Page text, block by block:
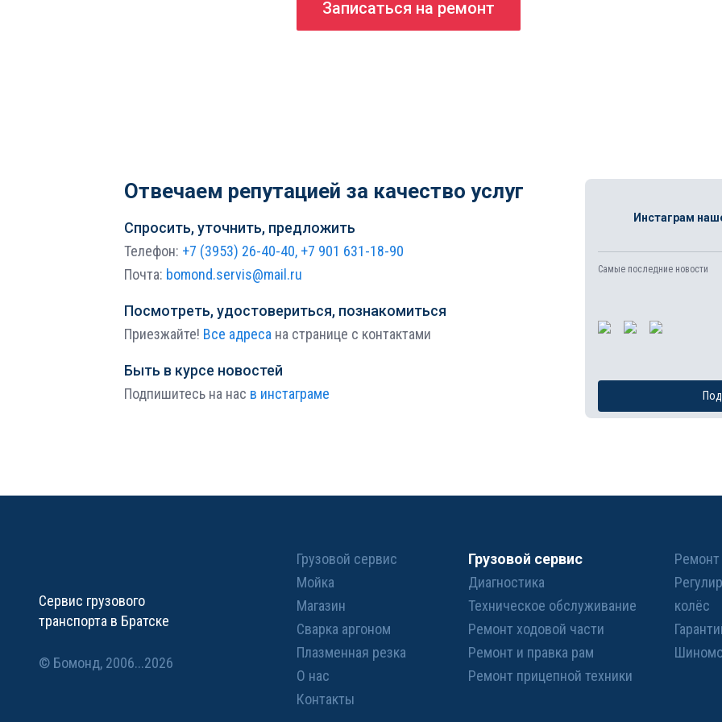
Записаться на ремонт
Отвечаем репутацией за качество услуг
Спросить, уточнить, предложить
Телефон: +7 (3953) 26-40-40, +7 901 631-18-90
Почта: bomond.servis@mail.ru
Посмотреть, удостовериться, познакомиться
Приезжайте! Все адреса на странице с контактами
Быть в курсе новостей
Подпишитесь на нас в инстаграме
Инстаграм
Самые последние новости
Сервис грузового
транспорта в Братске
© Бомонд, 2006...2026
Грузовой сервис
Мойка
Магазин
Сварка аргоном
Плазменная резка
О нас
Контакты
Грузовой сервис
Диагностика
Техническое обслуживание
Ремонт ходовой части
Ремонт и правка рам
Ремонт прицепной техники
колёс